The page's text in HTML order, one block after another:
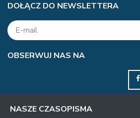
DOŁĄCZ DO NEWSLETTERA
OBSERWUJ NAS NA
NASZE CZASOPISMA